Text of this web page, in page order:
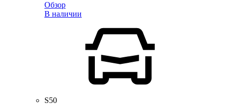
Обзор
В наличии
S50